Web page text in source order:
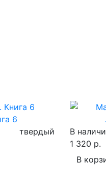
6
твердый
В
1 320 р.
В